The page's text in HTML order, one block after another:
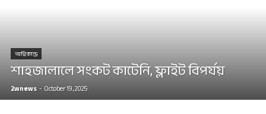
অগ্নিকান্ড
শাহজালালে সংকট কাটেনি, ফ্লাইট বিপর্যয়
2wnews- October 19, 2025